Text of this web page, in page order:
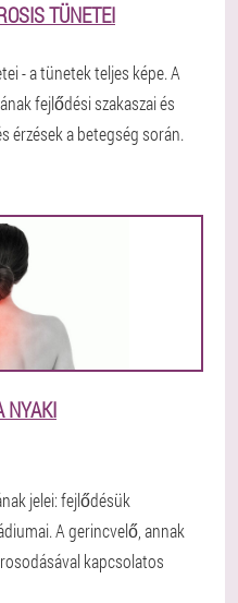
TÜNETEI
- a tünetek teljes képe. A
fejlődési szakaszai és
érzések a betegség során.
NYAKI
jelei: fejlődésük
A gerincvelő, annak
kapcsolatos